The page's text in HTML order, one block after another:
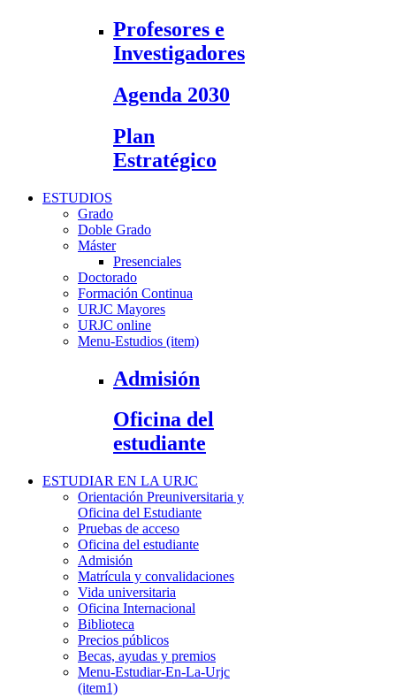
Profesores e
Investigadores
Agenda 2030
Plan
Estratégico
ESTUDIOS
Grado
Doble Grado
Máster
Presenciales
Doctorado
Formación Continua
URJC Mayores
URJC online
Menu-Estudios (item)
Admisión
Oficina del
estudiante
ESTUDIAR EN LA URJC
Orientación Preuniversitaria y
Oficina del Estudiante
Pruebas de acceso
Oficina del estudiante
Admisión
Matrícula y convalidaciones
Vida universitaria
Oficina Internacional
Biblioteca
Precios públicos
Becas, ayudas y premios
Menu-Estudiar-En-La-Urjc
(item1)